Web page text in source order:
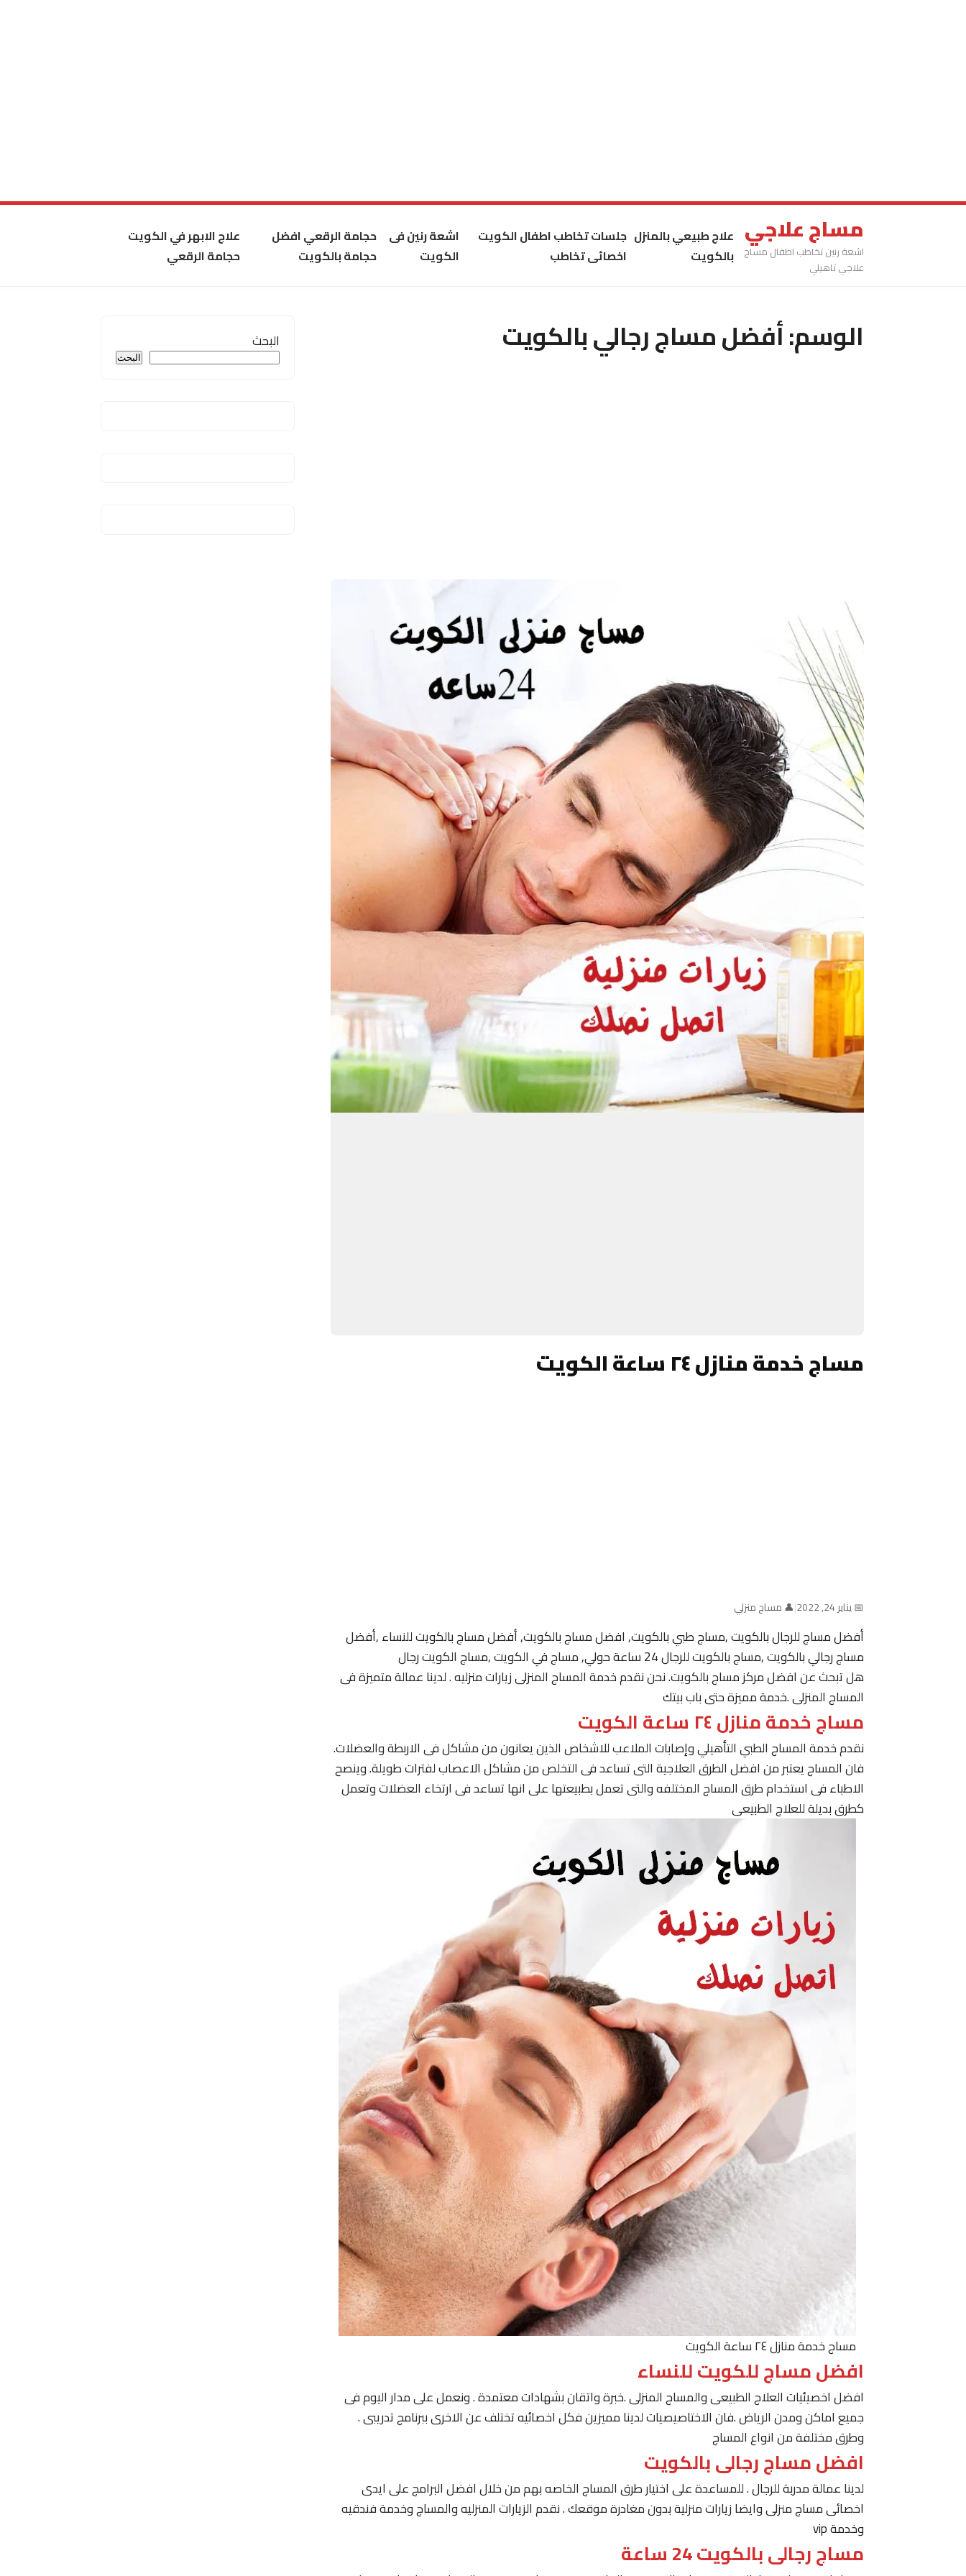
مساج علاجي
اشعة رنين تخاطب اطفال مساج
علاجي تاهيلي
علاج طبيعي بالمنزل
بالكويت
جلسات تخاطب اطفال الكويت
اخصائى تخاطب
اشعة رنين فى
الكويت
حجامة الرقعي افضل
حجامة بالكويت
علاج الابهر في الكويت
حجامة الرقعي
الوسم:أفضل مساج رجالي بالكويت
مساج خدمة منازل ٢٤ ساعة الكويت
📅 يناير 24, 2022 |👤 مساج منزلي
أفضل مساج للرجال بالكويت ,مساج طبي بالكويت, افضل مساج بالكويت, أفضل مساج بالكويت للنساء ,أفضل
مساج رجالي بالكويت ,مساج بالكويت للرجال 24 ساعة حولي, مساج في الكويت ,مساج الكويت رجال
هل تبحث عن افضل مركز مساج بالكويت. نحن نقدم خدمة المساج المنزلى زيارات منزليه . لدينا عمالة متميزة فى
المساج المنزلى .خدمة مميزة حتى باب بيتك
مساج خدمة منازل ٢٤ ساعة الكويت
نقدم خدمة المساج الطبي التأهيلي وإصابات الملاعب للاشخاص الذين يعانون من مشاكل فى الاربطة والعضلات.
فان المساج يعتبر من افضل الطرق العلاجية التى تساعد فى التخلص من مشاكل الاعصاب لفترات طويلة. وينصح
الاطباء فى استخدام طرق المساج المختلفه والتى تعمل بطبيعتها على انها تساعد فى ارتخاء العضلات وتعمل
كطرق بديلة للعلاج الطبيعى
مساج خدمة منازل ٢٤ ساعة الكويت
افضل مساج للكويت للنساء
افضل اخصيئيات العلاج الطبيعى والمساج المنزلى .خبرة واتقان بشهادات معتمدة . ونعمل على مدار اليوم فى
جميع اماكن ومدن الرياض .فان الاختاصيصيات لدينا مميزين فكل اخصائيه تختلف عن الاخرى ببرنامج تدريبى .
وطرق مختلفة من انواع المساج
افضل مساج رجالى بالكويت
لدينا عمالة مدربة للرجال . للمساعدة على اختيار طرق المساج الخاصه بهم من خلال افضل البرامج على ايدى
اخصائى مساج منزلى وايضا زيارات منزلية بدون مغادرة موقعك . نقدم الزيارات المنزليه والمساج وخدمة فندقيه
وخدمة vip
مساج رجالى بالكويت 24 ساعة
البحث
البحث